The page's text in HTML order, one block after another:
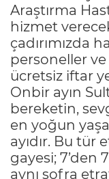
Araştırma
hizmet
çadırımızda
personeller
ücretsiz iftar
Onbir ayın
bereketin,
en yoğun
ayıdır. Bu
gayesi; 7’den
aynı sofra